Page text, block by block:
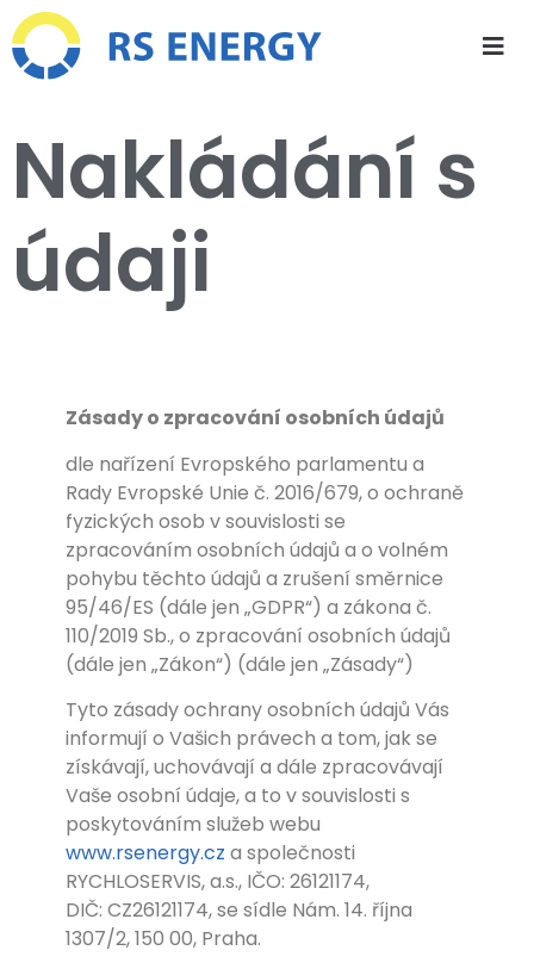
Nakládání s
údaji
Zásady o zpracování osobních údajů
dle nařízení Evropského parlamentu a
Rady Evropské Unie č. 2016/679, o ochraně
fyzických osob v souvislosti se
zpracováním osobních údajů a o volném
pohybu těchto údajů a zrušení směrnice
95/46/ES (dále jen „GDPR“) a zákona č.
110/2019 Sb., o zpracování osobních údajů
(dále jen „Zákon“) (dále jen „Zásady“)
Tyto zásady ochrany osobních údajů Vás
informují o Vašich právech a tom, jak se
získávají, uchovávají a dále zpracovávají
Vaše osobní údaje, a to v souvislosti s
poskytováním služeb webu
www.rsenergy.cz a společnosti
RYCHLOSERVIS, a.s., IČO: 26121174,
DIČ: CZ26121174, se sídle Nám. 14. října
1307/2, 150 00, Praha.